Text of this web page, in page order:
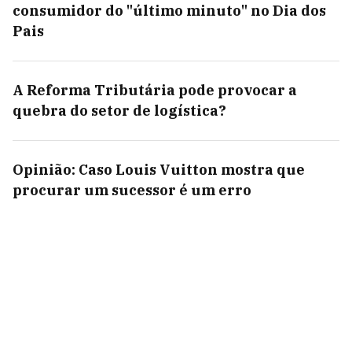
consumidor do "último minuto" no Dia dos
Pais
A Reforma Tributária pode provocar a
quebra do setor de logística?
Opinião: Caso Louis Vuitton mostra que
procurar um sucessor é um erro